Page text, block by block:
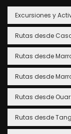
Excursiones y
Rutas desde
Rutas desde
Rutas desde
Rutas desde
Rutas desde